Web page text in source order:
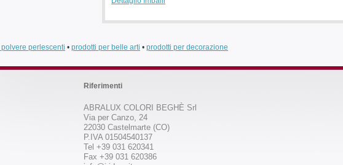
perlescenti • prodotti per belle arti • prodotti per decorazione
Riferimenti
ABRALUX COLORI BEGHÈ Srl
Via per Canzo, 24
22030 Castelmarte (CO)
P.IVA 01504540137
Tel +39 031 620341
Fax +39 031 620386